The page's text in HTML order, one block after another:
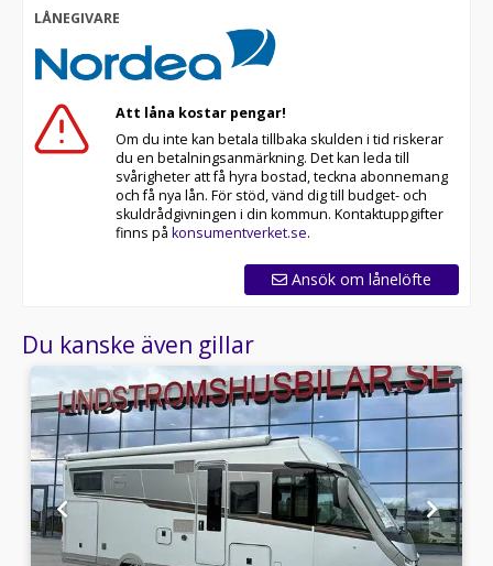
LÅNEGIVARE
Att låna kostar pengar!
Om du inte kan betala tillbaka skulden i tid riskerar
du en betalningsanmärkning. Det kan leda till
svårigheter att få hyra bostad, teckna abonnemang
och få nya lån. För stöd, vänd dig till budget- och
skuldrådgivningen i din kommun. Kontaktuppgifter
finns på konsumentverket.se.
Ansök om lånelöfte
Du kanske även gillar